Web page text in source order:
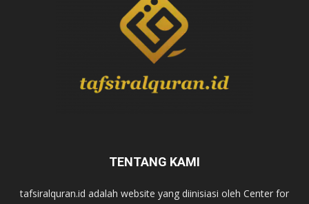
TENTANG KAMI
tafsiralquran.id adalah website yang diinisiasi oleh Center for